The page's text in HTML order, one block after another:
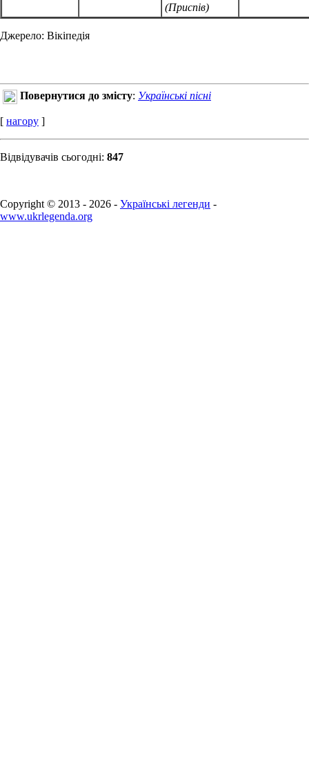
(Приспів)
Джерело: Вікіпедія
Повернутися до змісту: Українські пісні
[ нагору ]
Відвідувачів сьогодні: 847
Copyright © 2013 - 2026 - Українські легенди -
www.ukrlegenda.org